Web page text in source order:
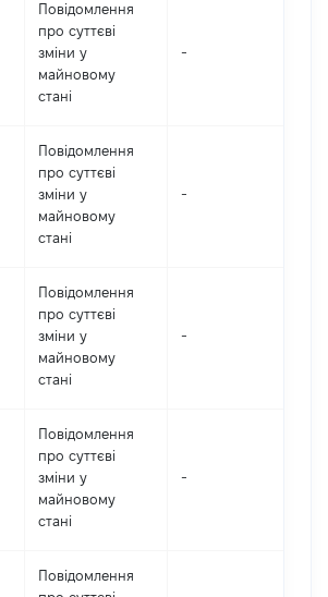
Повідомлення
про суттєві
зміни y
майновому
стані
-
Повідомлення
про суттєві
зміни y
майновому
стані
-
Повідомлення
про суттєві
зміни y
майновому
стані
-
Повідомлення
про суттєві
зміни y
майновому
стані
-
Повідомлення